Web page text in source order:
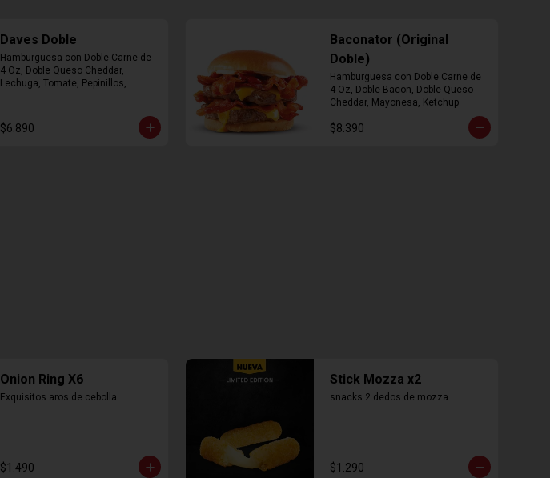
Daves Doble
Hamburguesa con Doble Carne de
4 Oz, Doble Queso Cheddar,
Lechuga, Tomate, Pepinillos,
$6.890
Baconator (Original
Doble)
Hamburguesa con Doble Carne de
4 Oz, Doble Bacon, Doble Queso
Cheddar, Mayonesa, Ketchup
$8.390
Onion Ring X6
Exquisitos aros de cebolla
$1.490
Stick Mozza x2
snacks 2 dedos de mozza
$1.290